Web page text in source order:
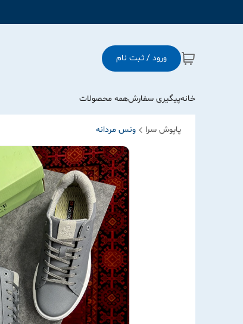
ورود / ثبت نام
خانهپیگیری سفارشهمه محصولات
پاپوش سرا ونس مردانه